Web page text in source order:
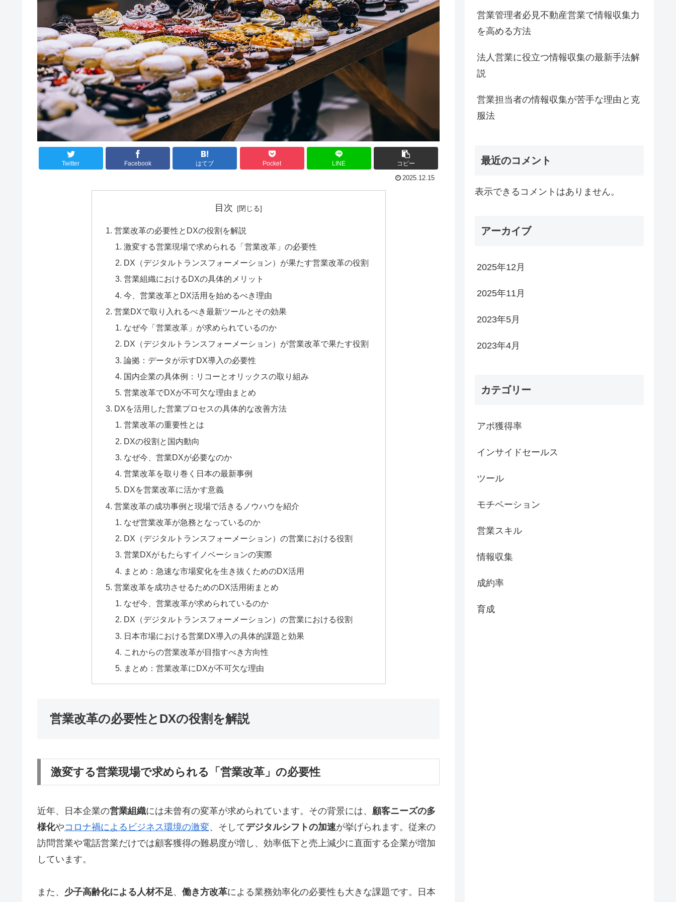
Twitter Facebook はてブ Pocket LINE コピー
2025.12.15
目次
営業改革の必要性とDXの役割を解説
激変する営業現場で求められる「営業改革」の必要性
DX（デジタルトランスフォーメーション）が果たす営業改革の役割
営業組織におけるDXの具体的メリット
今、営業改革とDX活用を始めるべき理由
営業DXで取り入れるべき最新ツールとその効果
なぜ今「営業改革」が求められているのか
DX（デジタルトランスフォーメーション）が営業改革で果たす役割
論拠：データが示すDX導入の必要性
国内企業の具体例：リコーとオリックスの取り組み
営業改革でDXが不可欠な理由まとめ
DXを活用した営業プロセスの具体的な改善方法
営業改革の重要性とは
DXの役割と国内動向
なぜ今、営業DXが必要なのか
営業改革を取り巻く日本の最新事例
DXを営業改革に活かす意義
営業改革の成功事例と現場で活きるノウハウを紹介
なぜ営業改革が急務となっているのか
DX（デジタルトランスフォーメーション）の営業における役割
営業DXがもたらすイノベーションの実際
まとめ：急速な市場変化を生き抜くためのDX活用
営業改革を成功させるためのDX活用術まとめ
なぜ今、営業改革が求められているのか
DX（デジタルトランスフォーメーション）の営業における役割
日本市場における営業DX導入の具体的課題と効果
これからの営業改革が目指すべき方向性
まとめ：営業改革にDXが不可欠な理由
営業改革の必要性とDXの役割を解説
激変する営業現場で求められる「営業改革」の必要性
近年、日本企業の営業組織には未曾有の変革が求められています。その背景には、 顧客ニーズの多
様化やコロナ禍によるビジネス環境の激変、そしてデジタルシフトの加速が挙げられます。従来の
訪問営業や電話営業だけでは顧客獲得の難易度が増し、効率低下と売上減少に直面する企業が増加
しています。
また、 少子高齢化による人材不足 、 働き方改革による業務効率化の必要性も大きな課題です。日本
営業管理者必見不動産営業で情報収集力
を高める方法
法人営業に役立つ情報収集の最新手法解
説
営業担当者の情報収集が苦手な理由と克
服法
最近のコメント
表示できるコメントはありません。
アーカイブ
2025年12月
2025年11月
2023年5月
2023年4月
カテゴリー
アポ獲得率
インサイドセールス
ツール
モチベーション
営業スキル
情報収集
成約率
育成